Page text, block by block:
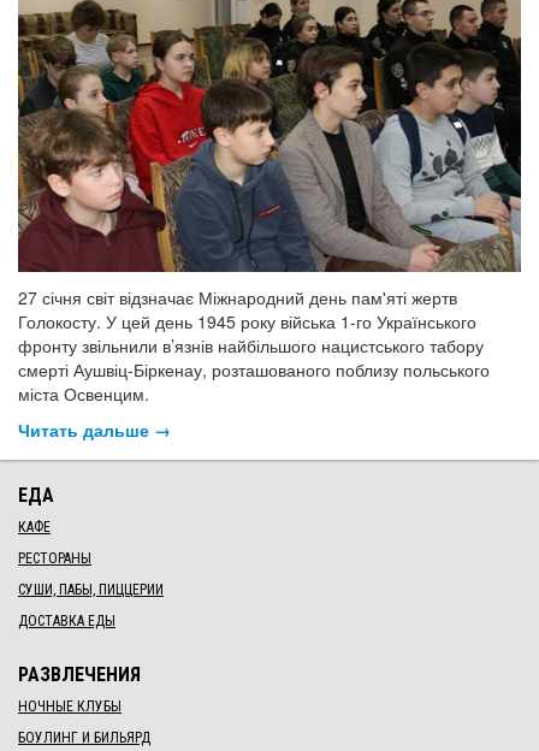
27 січня світ відзначає Міжнародний день пам'яті жертв
Голокосту. У цей день 1945 року війська 1-го Українського
фронту звільнили в’язнів найбільшого нацистського табору
смерті Аушвіц-Біркенау, розташованого поблизу польського
міста Освенцим.
Читать дальше →
ЕДА
КАФЕ
РЕСТОРАНЫ
СУШИ, ПАБЫ, ПИЦЦЕРИИ
ДОСТАВКА ЕДЫ
РАЗВЛЕЧЕНИЯ
НОЧНЫЕ КЛУБЫ
БОУЛИНГ И БИЛЬЯРД